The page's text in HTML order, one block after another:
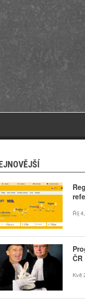
Říj
ČR
Kvě